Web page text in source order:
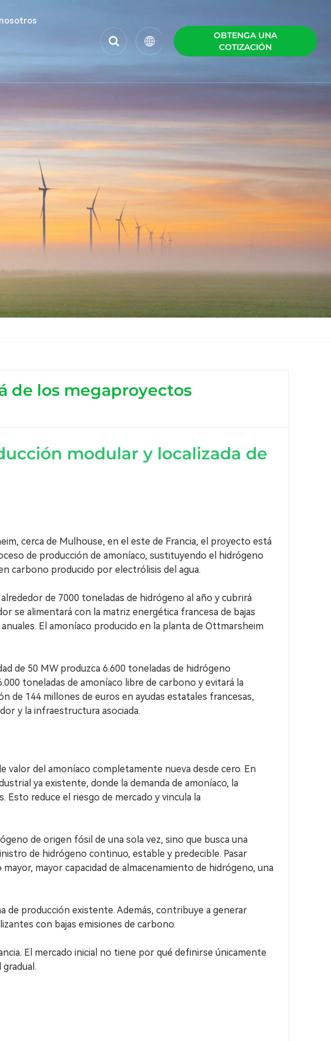
Polski
OBTENGA UNA
COTIZACIÓN
de los megaproyectos
modular y localizada de
cerca de Mulhouse, en el este de Francia, el proyecto está
de producción de amoníaco, sustituyendo el hidrógeno
carbono producido por electrólisis del agua.
de 7000 toneladas de hidrógeno al año y cubrirá
se alimentará con la matriz energética francesa de bajas
El amoníaco producido en la planta de Ottmarsheim
de 50 MW produzca 6.600 toneladas de hidrógeno
toneladas de amoníaco libre de carbono y evitará la
de 144 millones de euros en ayudas estatales francesas,
y la infraestructura asociada.
valor del amoníaco completamente nueva desde cero. En
ya existente, donde la demanda de amoníaco, la
reduce el riesgo de mercado y vincula la
de origen fósil de una sola vez, sino que busca una
de hidrógeno continuo, estable y predecible. Pasar
mayor capacidad de almacenamiento de hidrógeno, una
de producción existente. Además, contribuye a generar
con bajas emisiones de carbono.
El mercado inicial no tiene por qué definirse únicamente